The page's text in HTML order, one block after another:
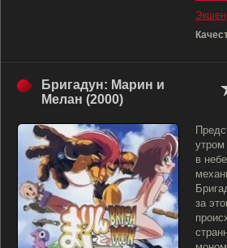
Экшен
Бригадун: Марин и
Мелан (2000)
в
за